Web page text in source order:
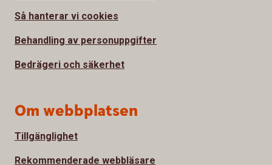
Så hanterar vi cookies
Behandling av personuppgifter
Bedrägeri och säkerhet
Om webbplatsen
Tillgänglighet
Rekommenderade webbläsare